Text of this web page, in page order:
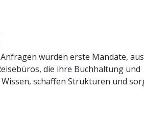
wurden erste Mandate,
die ihre Buchhaltung und
schaffen Strukturen und